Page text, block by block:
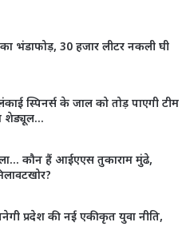
भंडाफोड़, 30 हजार लीटर नकली घी
स्पिनर्स के जाल को तोड़ पाएगी टीम
शेड्यूल…
कौन हैं आईएएस तुकाराम मुंढे,
प्रदेश की नई एकीकृत युवा नीति,